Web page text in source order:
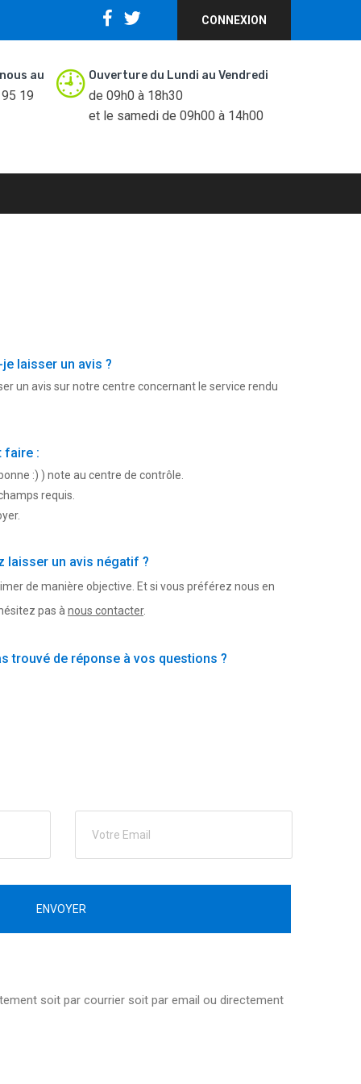
CONNEXION
au
19
Ouverture du Lundi au Vendredi
de 09h0 à 18h30
et le samedi de 09h00 à 14h00
laisser un avis ?
un avis sur notre centre concernant le service rendu
faire :
:) ) note au centre de contrôle.
requis.
laisser un avis négatif ?
de manière objective. Et si vous préférez nous en
pas ànous contacter.
trouvé de réponse à vos questions ?
ENVOYER
soit par courrier soit par email ou directement